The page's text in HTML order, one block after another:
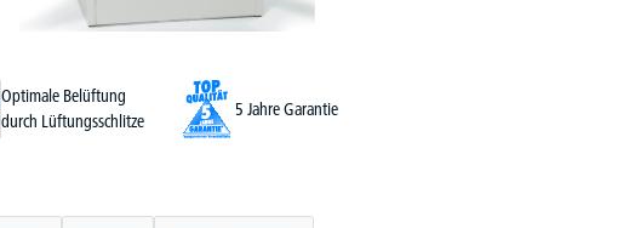
Optimale Belüftung
durch Lüftungsschlitze
5 Jahre Garantie